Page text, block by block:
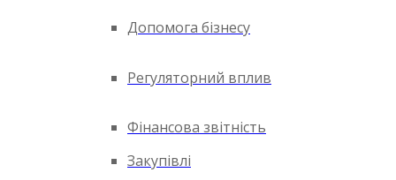
Допомога бізнесу
Регуляторний вплив
Фінансова звітність
Закупівлі